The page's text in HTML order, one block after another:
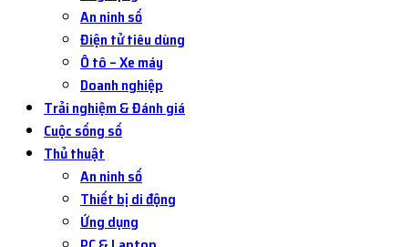
An ninh số
Điện tử tiêu dùng
Ô tô – Xe máy
Doanh nghiệp
Trải nghiệm & Đánh giá
Cuộc sống số
Thủ thuật
An ninh số
Thiết bị di động
Ứng dụng